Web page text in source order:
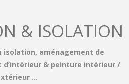
& ISOLATION
isolation, aménagement de
d’intérieur & peinture intérieur /
...